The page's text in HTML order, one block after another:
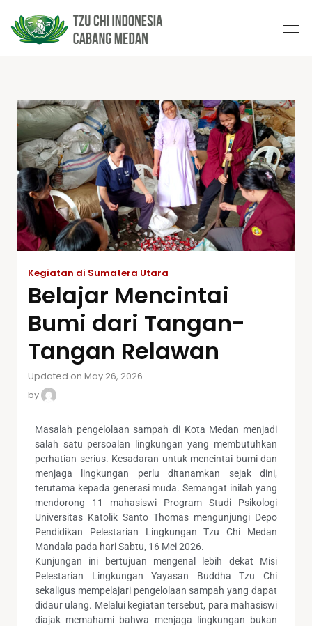
Kegiatan di Sumatera Utara
Belajar Mencintai
Bumi dari Tangan-
Tangan Relawan
Updated on May 26, 2026
by
Masalah pengelolaan sampah di Kota Medan menjadi
salah satu persoalan lingkungan yang membutuhkan
perhatian serius. Kesadaran untuk mencintai bumi dan
menjaga lingkungan perlu ditanamkan sejak dini,
terutama kepada generasi muda. Semangat inilah yang
mendorong 11 mahasiswi Program Studi Psikologi
Universitas Katolik Santo Thomas mengunjungi Depo
Pendidikan Pelestarian Lingkungan Tzu Chi Medan
Mandala pada hari Sabtu, 16 Mei 2026.
Kunjungan ini bertujuan mengenal lebih dekat Misi
Pelestarian Lingkungan Yayasan Buddha Tzu Chi
sekaligus mempelajari pengelolaan sampah yang dapat
didaur ulang. Melalui kegiatan tersebut, para mahasiswi
diajak memahami bahwa menjaga lingkungan bukan